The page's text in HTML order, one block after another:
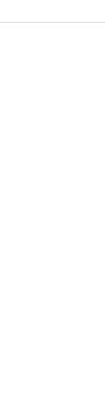
que
en